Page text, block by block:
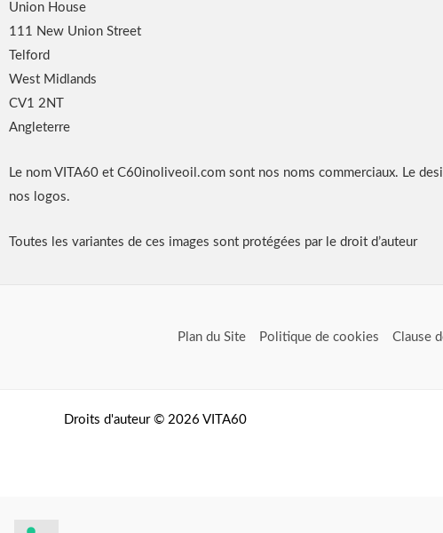
Union House
111 New Union Street
Telford
West Midlands
CV1 2NT
Angleterre
Le nom VITA60 et C60inoliveoil.com sont nos noms commerciaux. Le
nos logos.
Toutes les variantes de ces images sont protégées par le droit d’auteur
Plan du Site Politique de cookies Clause
Droits d'auteur © 2026 VITA60